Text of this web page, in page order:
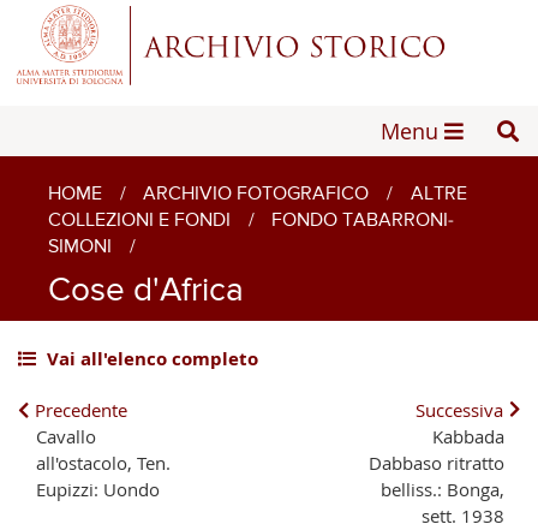
Menu
HOME / ARCHIVIO FOTOGRAFICO /
ALTRE
COLLEZIONI E FONDI
/
FONDO TABARRONI-
SIMONI
/
Cose d'Africa
Vai all'elenco completo
Precedente
Cavallo
all'ostacolo, Ten.
Eupizzi: Uondo
Successiva
Kabbada
Dabbaso ritratto
belliss.: Bonga,
sett. 1938